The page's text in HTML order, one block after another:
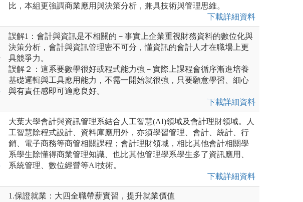
比，本組更強調商業應用與決策分析，兼具技術與管理思維。
下載詳細資料
誤解1：會計與資訊是不相關的－事實上企業重視財務資料的數位化與
決策分析，會計與資訊管理密不可分，懂資訊的會計人才在職場上更
具競爭力。
誤解２：這系要數學很好或程式能力強－實際上課程會循序漸進培養
基礎邏輯與工具應用能力，不需一開始就很強，只要願意學習、細心
與有責任感即可適應良好。
下載詳細資料
大葉大學會計與資訊管理系結合人工智慧(AI)領域及會計理財領域。人
工智慧除程式設計、資料庫應用外，亦須學習管理、會計、統計、行
銷、電子商務等商管相關課程；會計理財領域，相比其他會計相關學
系學生除懂得商業管理知識、也比其他管理學系學生多了資訊應用、
系統管理、數位經營等AI技術。
下載詳細資料
1.保證就業：大四全職帶薪實習，提升就業價值